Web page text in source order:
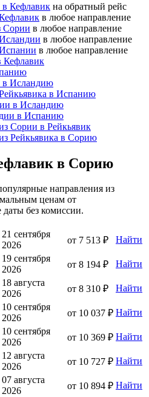
Кефлавик на обратный рейс
в любое направление
Сории в любое направление
в любое направление
в любое направление
Кефлавик
в Исландию
в Испанию
в Исландию
в Испанию
Сории в Рейкьявик
Рейкьявика в Сорию
в Сорию
направления из
ценам от
даты без комиссии.
21 сентября
2026
от 7 513 ₽ Найти
19 сентября
2026
от 8 194 ₽ Найти
18 августа
2026
от 8 310 ₽ Найти
10 сентября
2026
от 10 037 ₽ Найти
10 сентября
2026
от 10 369 ₽ Найти
12 августа
2026
от 10 727 ₽ Найти
07 августа
2026
от 10 894 ₽ Найти